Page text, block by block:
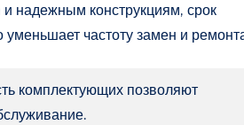
надежным конструкциям, срок
уменьшает частоту замен и
комплектующих позволяют